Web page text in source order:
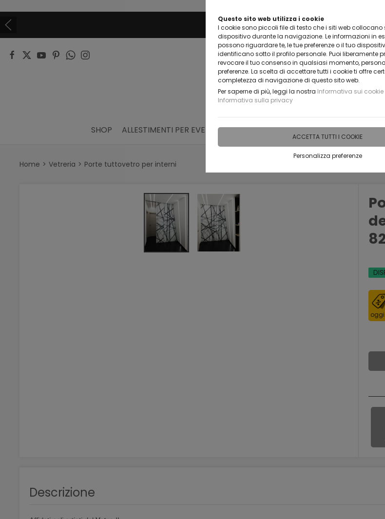
Questo sito web utilizza i cookie
I cookie sono piccoli file di testo che i siti web collocano
dispositivo durante la navigazione. Le informazioni in
possono riguardare te, le tue preferenze o il tuo
identificano sotto il profilo personale. Puoi liberamente
revocare il tuo consenso in qualsiasi momento,
preferenze. La scelta di accettare tutti i cookie ti offre
completezza di navigazione di questo sito web.
Per saperne di più, leggi la nostra Informativa sui cookie
Informativa sulla privacy
ACCETTA TUTTI I COOKIE
Personalizza preferenze
VUOI DIVENTARE UN NOSTRO
CONTATTACI
SHOP ALLESTIMENTI PER EVENTI IDEE PERSONALIZZABILI RECENSIONI
Home Vetreria Porte tuttovetro per interni
oggi
Descrizione